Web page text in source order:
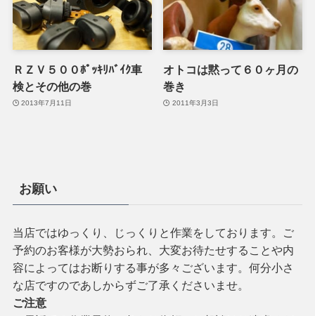
ＲＺＶ５００ﾎﾟｯｷﾘﾊﾞｲｸ車
検とその他の巻
2013年7月11日
オトコは黙って６０ヶ月の
巻き
2011年3月3日
お願い
当店ではゆっくり、じっくりと作業をしております。ご
予約のお客様が大勢おられ、大変お待たせすることや内
容によってはお断りする事が多々ございます。何分小さ
な店ですのであしからずご了承くださいませ。
ご注意